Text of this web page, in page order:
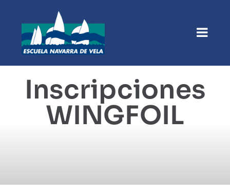
contenido
Inicio
La escuela
Cursos
Alquileres
Inscripciones
WINGFOIL